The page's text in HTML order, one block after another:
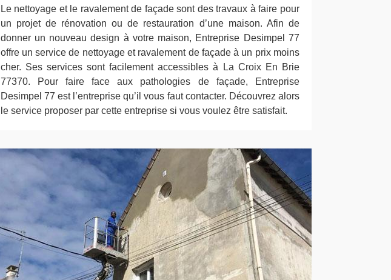
Le nettoyage et le ravalement de façade sont des travaux à faire pour
un projet de rénovation ou de restauration d’une maison. Afin de
donner un nouveau design à votre maison, Entreprise Desimpel 77
offre un service de nettoyage et ravalement de façade à un prix moins
cher. Ses services sont facilement accessibles à La Croix En Brie
77370. Pour faire face aux pathologies de façade, Entreprise
Desimpel 77 est l’entreprise qu’il vous faut contacter. Découvrez alors
le service proposer par cette entreprise si vous voulez être satisfait.